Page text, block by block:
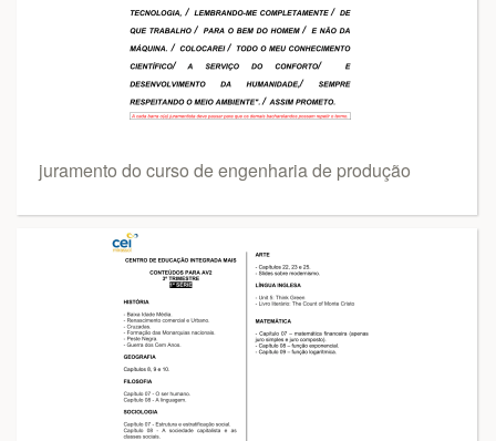
juramento do curso de engenharia de produção